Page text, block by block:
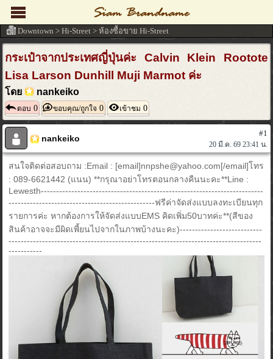
กระเป๋าจากประเทศญี่ปุ่นค่ะ Calvin Klein Rootote
Lisa Larson Dunhill Muji Marmot ค่ะ
โดย nankeiko
ตอบ 0 ขอบคุณ/ถูกใจ 0 เข้าชม 0
nankeiko
#1
20 มี.ค. 69 23:41 น.
สนใจติดต่อสอบถาม :Email : [email]nnpshe@yahoo.com[/email]โทร
: 089-6621442 (แนน) **กรุณาอย่าโทรตอนกลางคืนนะคะ**Line :
Lewesth-------------------------------------------------------------------------
------------------------------------------------ฟรีค่าจัดส่งแบบลงทะเบียนทุก
รายการค่ะ หากต้องการให้จัดส่งแบบEMS คิดเพิ่ม50บาทค่ะ**(สีของ
สินค้าอาจจะมีผิดเพี้ยนไปจากในภาพบ้างนะคะ)---------------------------
-----------------------------------------------------------------------------------
-----------
Downtown > Hi-Street > ห้องซื้อขาย Hi-Street